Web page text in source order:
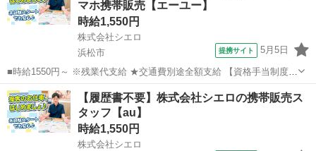
マホ携帯販売【エーユー】
時給1,550円
株式会社シエロ
浜松市
提携サイト 5月5日
■時給1550円～ ※残業代支給 ★交通費別途全額支給 【資格手当制度】
au資格取得で5200～11400円/月支給 家電アドバイザー資格をお持ちの
方はグレードに合わせて2500～5000円/月支給 ※入社後獲得も対象
...
静岡 浜松市 携帯ショップ
【履歴書不要】株式会社シエロの携帯販売ス
タッフ【au】
時給1,550円
株式会社シエロ